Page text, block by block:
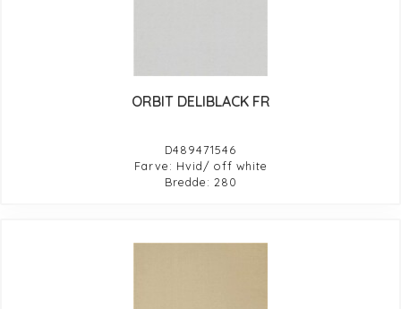
ORBIT DELIBLACK FR
D489471546
Farve: Hvid/ off white
Bredde: 280